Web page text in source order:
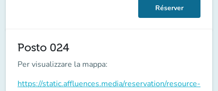
Réserver
Posto 024
Per visualizzare la mappa:
https://static.affluences.media/reservation/resource-